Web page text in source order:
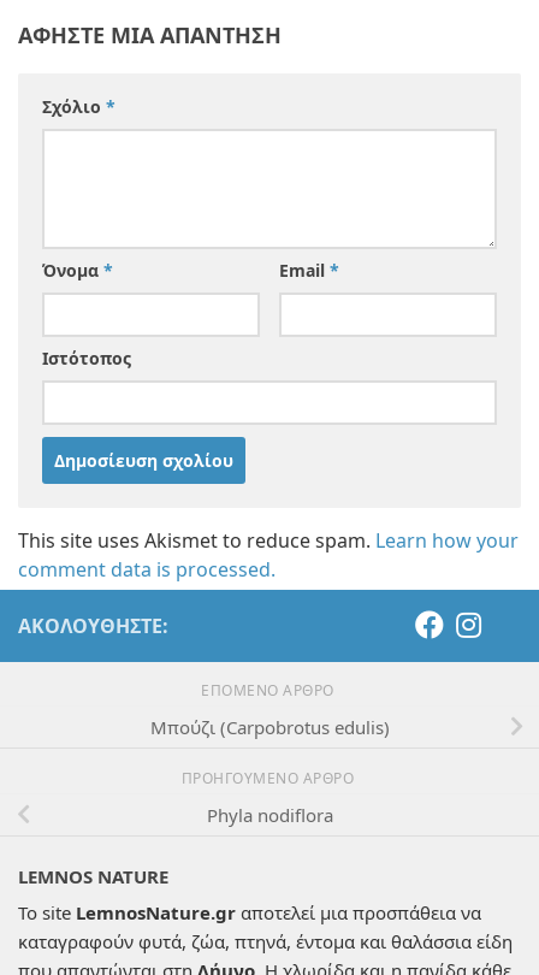
ΑΦΉΣΤΕ ΜΙΑ ΑΠΆΝΤΗΣΗ
Σχόλιο *
Όνομα * Email *
Ιστότοπος
This site uses Akismet to reduce spam. Learn how your
comment data is processed.
ΑΚΟΛΟΥΘΉΣΤΕ:
ΕΠΌΜΕΝΟ ΆΡΘΡΟ
Μπούζι (Carpobrotus edulis)
ΠΡΟΗΓΟΎΜΕΝΟ ΆΡΘΡΟ
Phyla nodiflora
LEMNOS NATURE
Το site LemnosNature.gr αποτελεί μια προσπάθεια να
καταγραφούν φυτά, ζώα, πτηνά, έντομα και θαλάσσια είδη
που απαντώνται στη Λήμνο . Η χλωρίδα και η πανίδα κάθε